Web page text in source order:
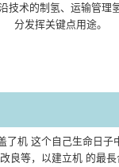
技术的制氢、运输管理
分发挥关键点用途。
了机 这个自己生命日子
良等，以建立机 的最